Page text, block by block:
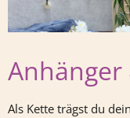
Anhänger
Als Kette trägst du